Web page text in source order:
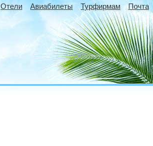
Отели Авиабилеты Турфирмам Почта